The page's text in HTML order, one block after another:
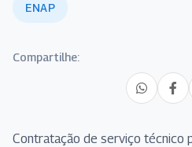
ENAP
Compartilhe:
Contratação de serviço técnico